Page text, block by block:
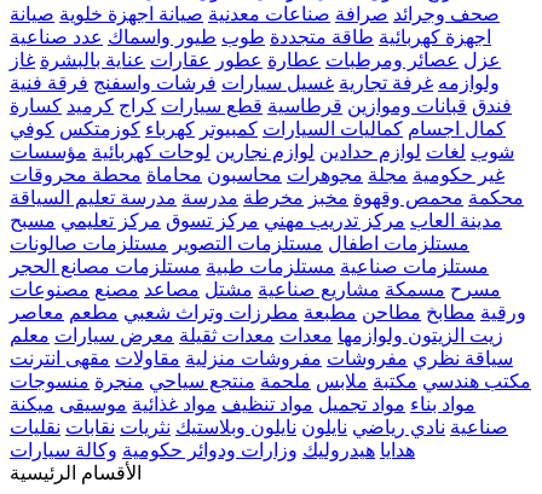
صحف وجرائد صرافة صناعات معدنية صيانة اجهزة خلوية صيانة
اجهزة كهربائية طاقة متجددة طوب طيور واسماك عدد صناعية
عزل عصائر ومرطبات عطارة عطور عقارات عناية بالبشرة غاز
ولوازمه غرفة تجارية غسيل سيارات فرشات واسفنج فرقة فنية
فندق قبانات وموازين قرطاسية قطع سيارات كراج كرميد كسارة
كمال اجسام كماليات السيارات كمبيوتر كهرباء كوزمتكس كوفي
شوب لغات لوازم حدادين لوازم نجارين لوحات كهربائية مؤسسات
غير حكومية مجلة مجوهرات محاسبون محاماة محطة محروقات
محكمة محمص وقهوة مخبز مخرطة مدرسة مدرسة تعليم السياقة
مدينة العاب مركز تدريب مهني مركز تسوق مركز تعليمي مسبح
مستلزمات اطفال مستلزمات التصوير مستلزمات صالونات
مستلزمات صناعية مستلزمات طبية مستلزمات مصانع الحجر
مسرح مسمكة مشاريع صناعية مشتل مصاعد مصنع مصنوعات
ورقية مطابخ مطاحن مطبعة مطرزات وتراث شعبي مطعم معاصر
زيت الزيتون ولوازمها معدات معدات ثقيلة معرض سيارات معلم
سياقة نظري مفروشات مفروشات منزلية مقاولات مقهى انترنت
مكتب هندسي مكتبة ملابس ملحمة منتجع سياحي منجرة منسوجات
مواد بناء مواد تجميل مواد تنظيف مواد غذائية موسيقى ميكنة
صناعية نادي رياضي نايلون نايلون وبلاستيك نثريات نقابات نقليات
هدايا هيدروليك وزارات ودوائر حكومية وكالة سيارات
الأقسام الرئيسية